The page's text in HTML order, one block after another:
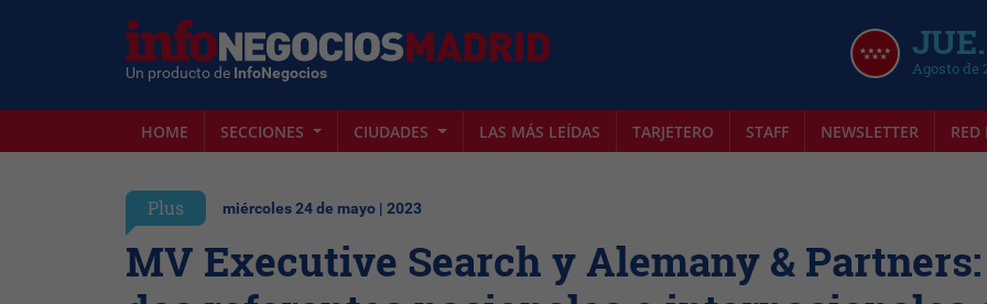
Un producto de InfoNegocios Agosto de
HOME SECCIONES CIUDADES LAS MÁS LEÍDAS TARJETERO STAFF NEWSLETTER
Plus miércoles 24 de mayo | 2023
MV Executive Search y Alemany & Partners: